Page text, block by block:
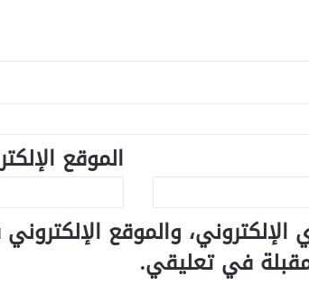
الموقع
والموقع
في تعليقي.